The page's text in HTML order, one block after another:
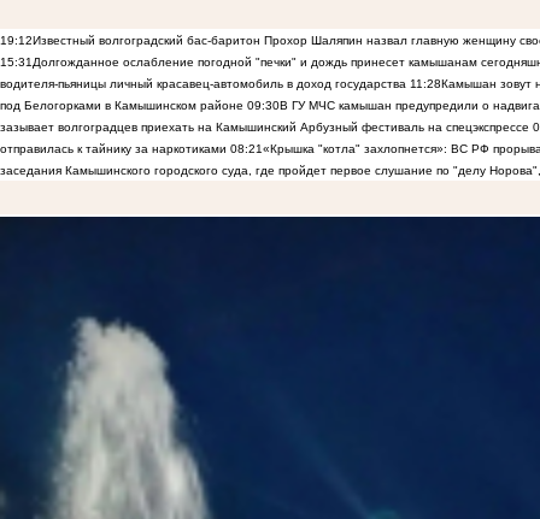
19:12Известный волгоградский бас-баритон Прохор Шаляпин назвал главную женщину
15:31 Долгожданное ослабление погодной "печки" и дождь принесет камышанам
водителя-пьяницы личный красавец-автомобиль в доход государства 11:28Камышан зовут
под Белогорками в Камышинском районе 09:30В ГУ МЧС камышан предупредили о
зазывает волгоградцев приехать на Камышинский Арбузный фестиваль на спецэкспрессе
отправилась к тайнику за наркотиками 08:21«Крышка "котла" захлопнется»: ВС РФ
заседания Камышинского городского суда, где пройдет первое слушание по "делу